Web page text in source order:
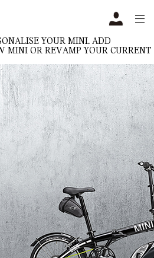
YOUR MINI. ADD
MINI OR REVAMP YOUR CURRENT